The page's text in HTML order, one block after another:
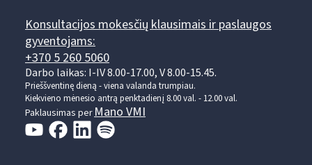
Konsultacijos mokesčių klausimais ir paslaugos
gyventojams:
+370 5 260 5060
Darbo laikas: I-IV 8.00-17.00, V 8.00-15.45.
Prieššventinę dieną - viena valanda trumpiau.
Kiekvieno mėnesio antrą penktadienį 8.00 val. - 12.00 val.
Paklausimas perMano VMI